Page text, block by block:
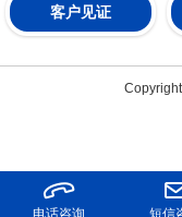
客户见证
电话咨询 短信